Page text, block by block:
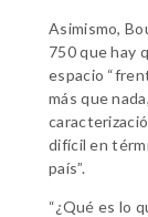
Asimismo,
750 que hay
espacio
más que
difícil en
país”.
“¿Qué es lo